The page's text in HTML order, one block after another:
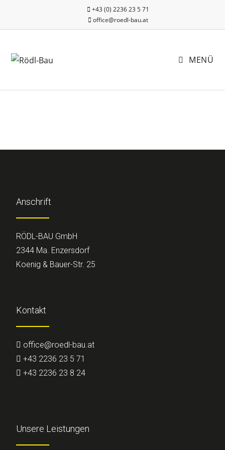
+43 (0) 2236 23 5 71
office@roedl-bau.at
MENÜ
Anschrift
RÖDL-BAU GmbH
2344 Ma. Enzersdorf
Koenig & Bauer-Str. 25
Kontakt
office@roedl-bau.at
+43 2236 23 5 71
+43 2236 23 8 24
Unsere Leistungen